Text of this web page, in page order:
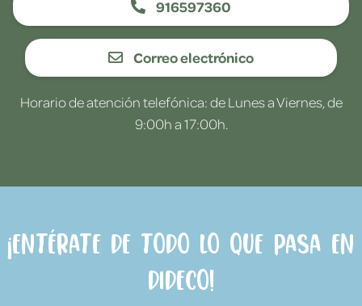
916597360
Correo electrónico
Horario de atención telefónica: de Lunes a Viernes, de
9:00h a 17:00h.
¡Entérate de todo lo que pasa en
Dideco!